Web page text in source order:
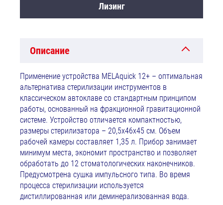
Лизинг
Описание
Применение устройства MELAquick 12+ – оптимальная
альтернатива стерилизации инструментов в
классическом автоклаве со стандартным принципом
работы, основанный на фракционной гравитационной
системе. Устройство отличается компактностью,
размеры стерилизатора – 20,5x46x45 см. Объем
рабочей камеры составляет 1,35 л. Прибор занимает
минимум места, экономит пространство и позволяет
обработать до 12 стоматологических наконечников.
Предусмотрена сушка импульсного типа. Во время
процесса стерилизации используется
дистиллированная или деминерализованная вода.